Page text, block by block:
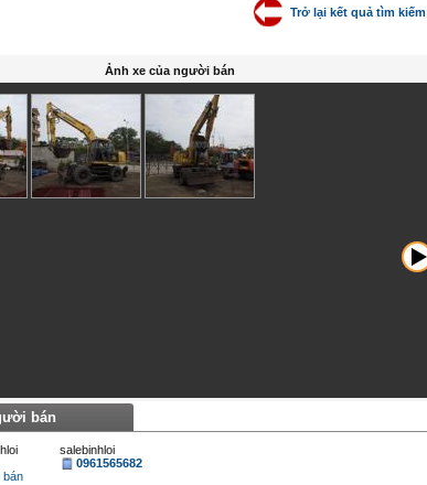
Trở lại kết quả tìm kiếm
Ảnh xe của người bán
bán
salebinhloi
0961565682
bán